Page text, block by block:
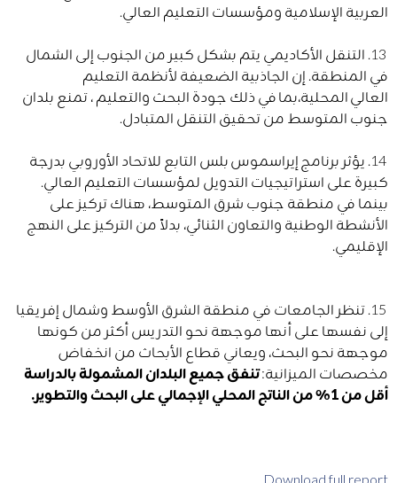
العربية الإسلامية ومؤسسات التعليم العالي.
13. التنقل الأكاديمي يتم بشكل كبير من الجنوب إلى الشمال
في المنطقة. إن الجاذبية الضعيفة لأنظمة التعليم
العالي المحلية،بما في ذلك جودة البحث والتعليم ، تمنع بلدان
جنوب المتوسط ​​من تحقيق التنقل المتبادل.
14. يؤثر برنامج إيراسموس بلس التابع للاتحاد الأوروبي بدرجة
كبيرة على استراتيجيات التدويل لمؤسسات التعليم العالي.
بينما في منطقة جنوب شرق المتوسط، هناك تركيز على
الأنشطة الوطنية والتعاون الثنائي، بدلاً من التركيز على النهج
الإقليمي.
15. تنظر الجامعات في منطقة الشرق الأوسط وشمال إفريقيا
إلى نفسها على أنها موجهة نحو التدريس أكثر من كونها
موجهة نحو البحث، ويعاني قطاع الأبحاث من انخفاض
مخصصات الميزانية:تنفق جميع البلدان المشمولة بالدراسة
أقل من 1٪ من الناتج المحلي الإجمالي على البحث والتطوير
.
Download full report